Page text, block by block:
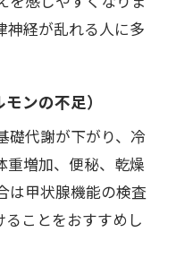
神経が乱れる人に多
ンの不足）
礎代謝が下がり、冷
重増加、便秘、乾燥
は甲状腺機能の検査
ることをおすすめし